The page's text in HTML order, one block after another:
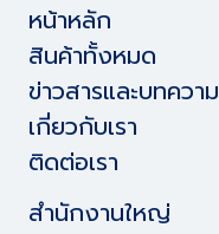
หน้าหลัก
สินค้าทั้งหมด
ข่าวสารและบทความ
เกี่ยวกับเรา
ติดต่อเรา
สำนักงานใหญ่